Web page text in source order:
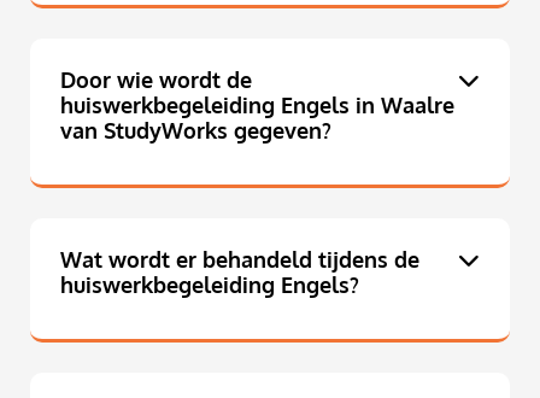
Door wie wordt de
huiswerkbegeleiding Engels in Waalre
van StudyWorks gegeven?
Wat wordt er behandeld tijdens de
huiswerkbegeleiding Engels?